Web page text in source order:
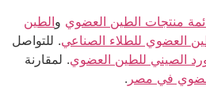
منتجات الطين العضوي والطين
العضوي للطلاء الصناعي. للتواصل
الصيني للطين العضوي. لمقارنة
في مصر .